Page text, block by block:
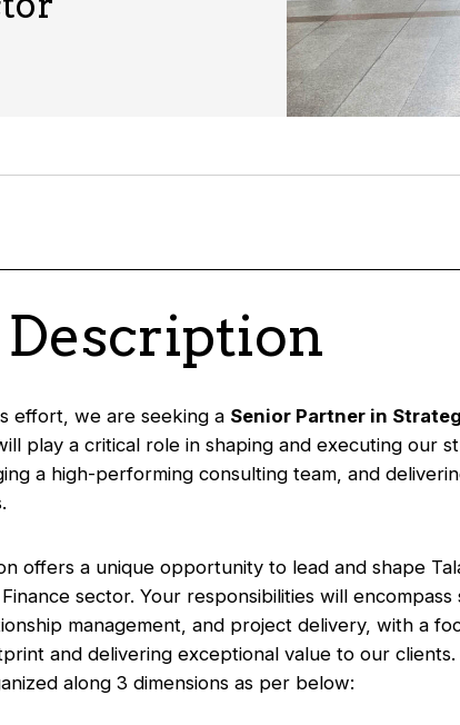
Description
effort, we are seeking a Senior Partner in
play a critical role in shaping and executing our
a high-performing consulting team, and
offers a unique opportunity to lead and shape
sector. Your responsibilities will encompass
management, and project delivery, with a
and delivering exceptional value to our clients.
along 3 dimensions as per below: